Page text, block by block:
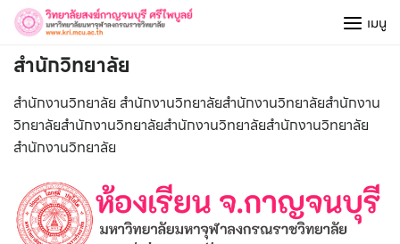
Skip
content
เมนู
สำนักวิทยาลัย
สำนักงานวิทยาลัย สำนักงานวิทยาลัยสำนักงานวิทยาลัยสำนักงาน
วิทยาลัยสำนักงานวิทยาลัยสำนักงานวิทยาลัยสำนักงานวิทยาลัย
สำนักงานวิทยาลัย